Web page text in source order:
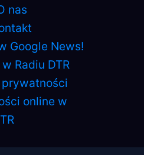
nas
Google News!
Radiu DTR
online w